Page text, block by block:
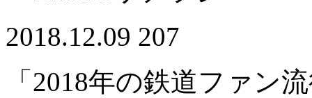
2018.12.09 207
「2018年の鉄道ファン